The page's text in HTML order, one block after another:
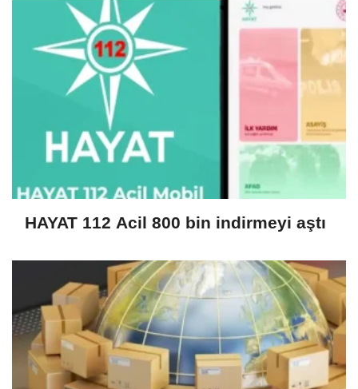
HAYAT 112 Acil 800 bin indirmeyi aştı